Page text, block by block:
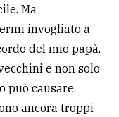
Ma
invogliato a
del mio papà.
e non solo
può causare.
ancora troppi